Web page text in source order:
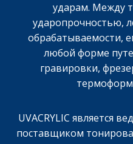
ударам. Между
ударопрочностью,
обрабатываемости,
любой форме
гравировки,
UVACRYLIC является
поставщиком